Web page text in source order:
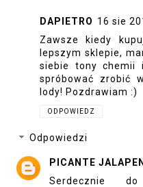
DAPIETRO 16 sie
Zawsze kiedy
lepszym sklepie,
siebie tony chemii
spróbować zrobić
lody! Pozdrawiam :)
ODPOWIEDZ
Odpowiedzi
PICANTE
Serdecznie